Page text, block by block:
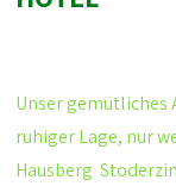
Unser gemütliches
ruhiger Lage, nur
Hausberg